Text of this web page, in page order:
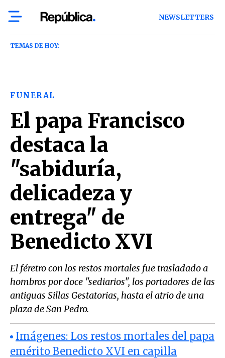
NEWSLETTERS
TEMAS DE HOY:
FUNERAL
El papa Francisco
destaca la
"sabiduría,
delicadeza y
entrega" de
Benedicto XVI
El féretro con los restos mortales fue trasladado a
hombros por doce "sediarios", los portadores de las
antiguas Sillas Gestatorias, hasta el atrio de una
plaza de San Pedro.
Imágenes: Los restos mortales del papa
emérito Benedicto XVI en capilla